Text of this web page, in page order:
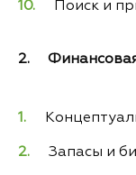
Поиск и
2.
Запасы и